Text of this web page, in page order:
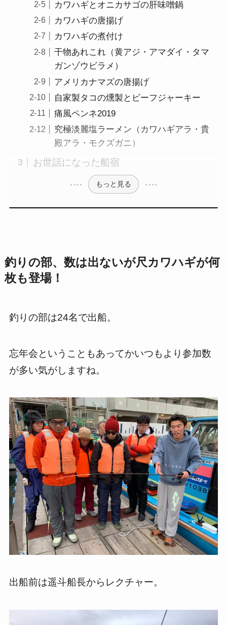
カワハギとオニカサゴの肝味噌鍋
カワハギの唐揚げ
カワハギの煮付け
干物あれこれ（黄アジ・アマダイ・タマ
ガンゾウビラメ）
アメリカナマズの唐揚げ
自家製タコの燻製とビーフジャーキー
痛風ペンネ2019
究極淡麗塩ラーメン（カワハギアラ・貴
殿アラ・モクズガニ）
お世話になった船宿
もっと見る
釣りの部、数は出ないが尺カワハギが何
枚も登場！
釣りの部は24名で出船。
忘年会ということもあってかいつもより参加数
が多い気がしますね。
出船前は遥斗船長からレクチャー。